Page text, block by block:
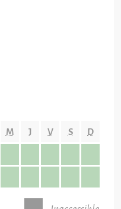
M J V S D